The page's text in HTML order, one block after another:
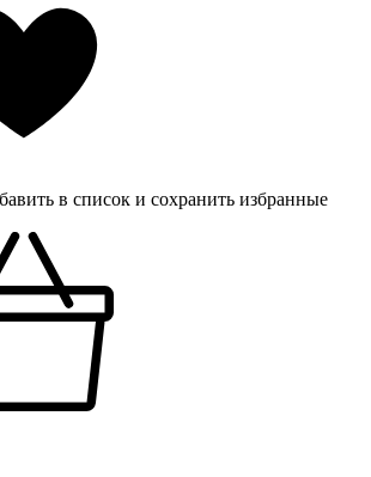
в список и сохранить избранные